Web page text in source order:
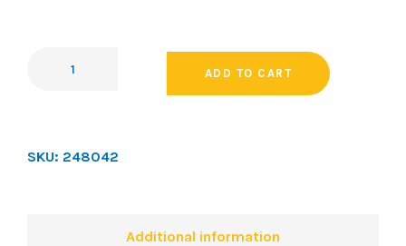
ADD TO CART
SKU: 248042
Additional information